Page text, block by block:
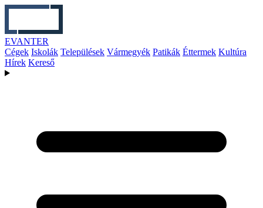
EVANTER
Cégek Iskolák Települések Vármegyék Patikák Éttermek Kultúra
Hírek Kereső